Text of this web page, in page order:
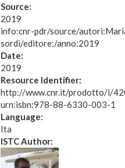
Source:
2019
info:cnr-pdr/source/
sordi/editore:/anno:2019
Date:
2019
Resource Identifier:
http://www.cnr.it/prodotto/i/
urn:isbn:978-88-6330-003-1
Language:
Ita
ISTC Author: